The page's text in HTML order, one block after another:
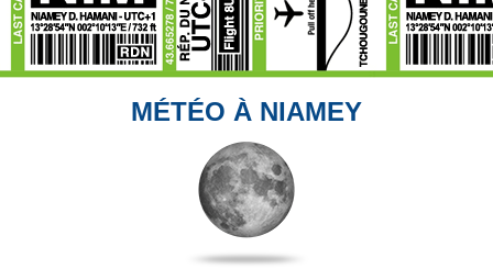
MÉTÉO À NIAMEY